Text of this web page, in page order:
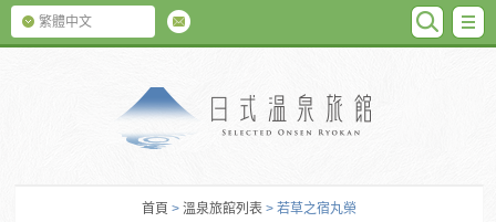
繁體中文
首頁 > 溫泉旅館列表 > 若草之宿丸榮